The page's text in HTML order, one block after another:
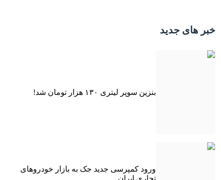
خبر های جدید
بنزین سوپر لیتری ۱۳۰ هزار تومان شد!
ورود کمپرسی جدید جک به بازار خودروهای
تجاری ایران